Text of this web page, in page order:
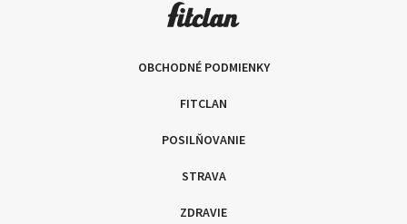
OBCHODNÉ PODMIENKY
FITCLAN
POSILŇOVANIE
STRAVA
ZDRAVIE